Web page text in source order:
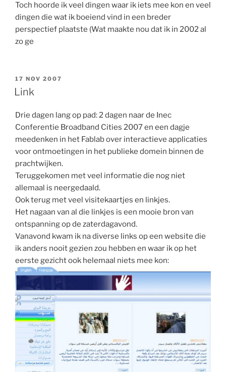
Toch hoorde ik veel dingen waar ik iets mee kon en veel
dingen die wat ik boeiend vind in een breder
perspectief plaatste (Wat maakte nou dat ik in 2002 al
zo ge
GEPLAATST
OP
17 NOV 2007
Link
Drie dagen lang op pad: 2 dagen naar de Inec
Conferentie Broadband Cities 2007 en een dagje
meedenken in het Fablab over interactieve applicaties
voor ontmoetingen in het publieke domein binnen de
prachtwijken.
Teruggekomen met veel informatie die nog niet
allemaal is neergedaald.
Ook terug met veel visitekaartjes en linkjes.
Het nagaan van al die linkjes is een mooie bron van
ontspanning op de zaterdagavond.
Vanavond kwam ik na diverse links op een website die
ik anders nooit gezien zou hebben en waar ik op het
eerste gezicht ook helemaal niets mee kon: